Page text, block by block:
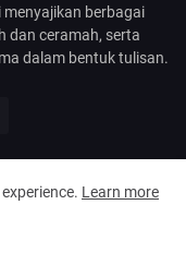
berbagai
dan ceramah, serta
dalam bentuk tulisan.
Wal Jama'ah
Learn more